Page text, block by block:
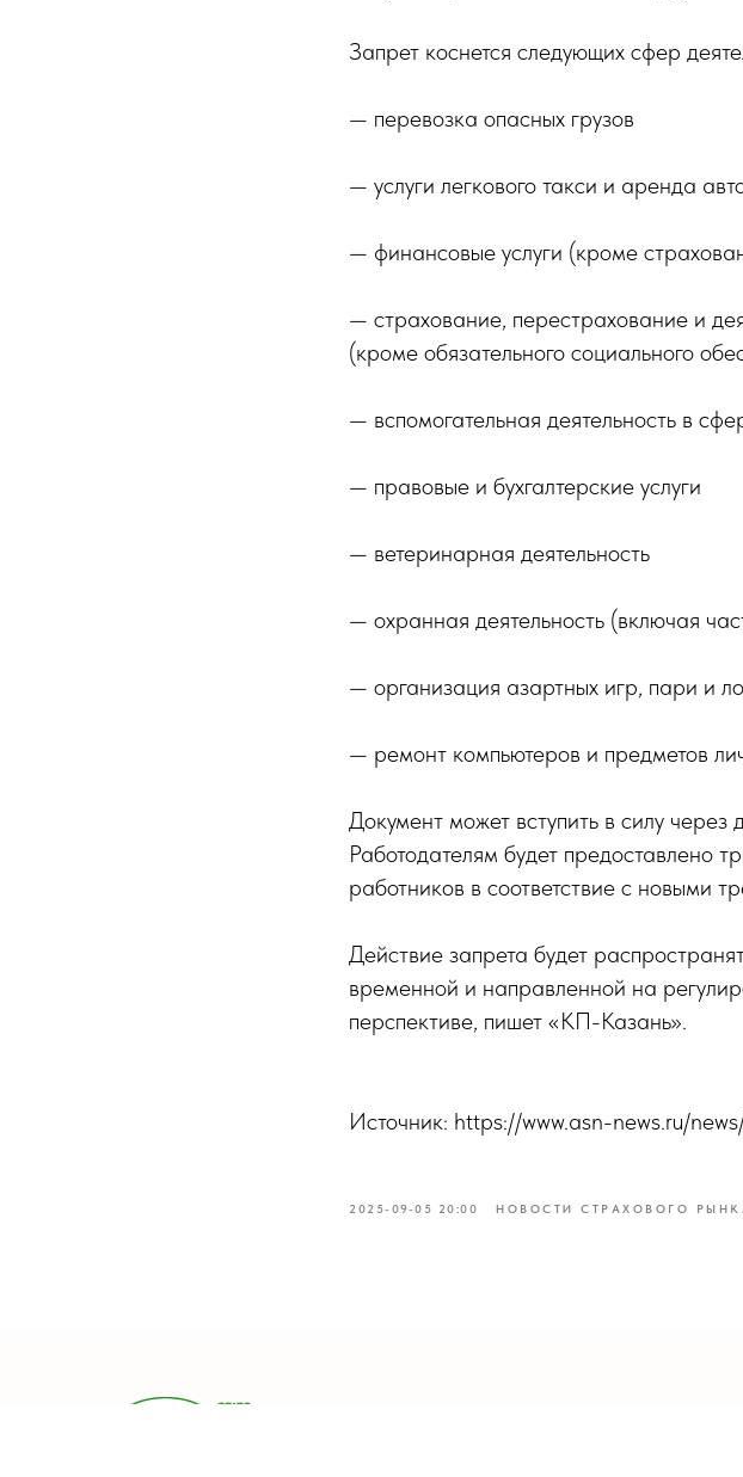
Запрет коснется следующих сфер
— перевозка опасных грузов
— услуги легкового такси и аренда
— финансовые услуги (кроме
— страхование, перестрахование и
(кроме обязательного социального
— вспомогательная деятельность в
— правовые и бухгалтерские услуги
— ветеринарная деятельность
— охранная деятельность (включая
— организация азартных игр, пари и
— ремонт компьютеров и предметов
Документ может вступить в силу через
Работодателям будет предоставлено
работников в соответствие с новыми
Действие запрета будет
временной и направленной на
перспективе, пишет «КП-Казань».
Источник: https://www.asn-news.ru/
2025-09-05 20:00 НОВОСТИ СТРАХОВОГО